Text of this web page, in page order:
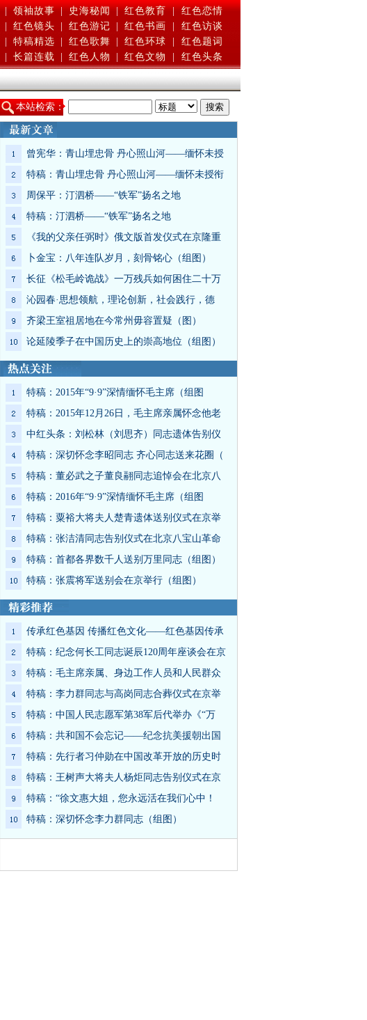
| 领袖故事 | 史海秘闻 | 红色教育 |
红色恋情
红色镜头 红色游记 红色书画
红色访谈
特稿精选 红色歌舞 红色环球
红色题词
长篇连载 红色人物 红色文物 红色头条
本站检索：
曾宪华：青山埋忠骨 丹心照山河——缅怀未授
特稿：青山埋忠骨 丹心照山河——缅怀未授衔
周保平：汀泗桥——“铁军”扬名之地
特稿：汀泗桥——“铁军”扬名之地
《我的父亲任弼时》俄文版首发仪式在京隆重
卜金宝：八年连队岁月，刻骨铭心（组图）
长征《松毛岭诡战》一万残兵如何困住二十万
沁园春·思想领航，理论创新，社会践行，德
齐梁王室祖居地在今常州毋容置疑（图）
论延陵季子在中国历史上的崇高地位（组图）
特稿：2015年“9·9”深情缅怀毛主席（组图
特稿：2015年12月26日，毛主席亲属怀念他老
中红头条：刘松林（刘思齐）同志遗体告别仪
特稿：深切怀念李昭同志 齐心同志送来花圈（
特稿：董必武之子董良翮同志追悼会在北京八
特稿：2016年“9·9”深情缅怀毛主席（组图
特稿：粟裕大将夫人楚青遗体送别仪式在京举
特稿：张洁清同志告别仪式在北京八宝山革命
特稿：首都各界数千人送别万里同志（组图）
特稿：张震将军送别会在京举行（组图）
传承红色基因 传播红色文化——红色基因传承
特稿：纪念何长工同志诞辰120周年座谈会在京
特稿：毛主席亲属、身边工作人员和人民群众
特稿：李力群同志与高岗同志合葬仪式在京举
特稿：中国人民志愿军第38军后代举办《“万
特稿：共和国不会忘记——纪念抗美援朝出国
特稿：先行者习仲勋在中国改革开放的历史时
特稿：王树声大将夫人杨炬同志告别仪式在京
特稿：“徐文惠大姐，您永远活在我们心中！
特稿：深切怀念李力群同志（组图）